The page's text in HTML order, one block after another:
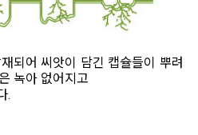
되어 씨앗이 담긴 캡슐들이 뿌려
녹아 없어지고
.